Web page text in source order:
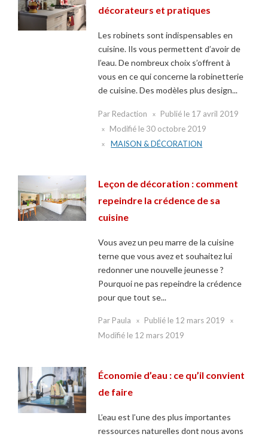
décorateurs et pratiques
Les robinets sont indispensables en
cuisine. Ils vous permettent d’avoir de
l’eau. De nombreux choix s’offrent à
vous en ce qui concerne la robinetterie
de cuisine. Des modèles plus design...
Par Redaction Publié le 17 avril 2019
Modifié le 30 octobre 2019
MAISON & DÉCORATION
Leçon de décoration : comment
repeindre la crédence de sa
cuisine
Vous avez un peu marre de la cuisine
terne que vous avez et souhaitez lui
redonner une nouvelle jeunesse ?
Pourquoi ne pas repeindre la crédence
pour que tout se...
Par Paula Publié le 12 mars 2019
Modifié le 12 mars 2019
Économie d’eau : ce qu’il convient
de faire
L’eau est l’une des plus importantes
ressources naturelles dont nous avons